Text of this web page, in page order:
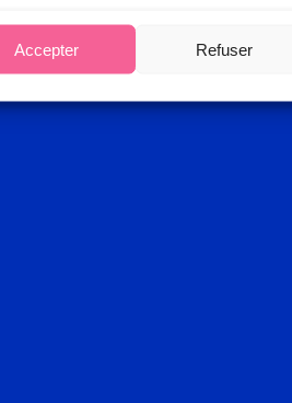
Accepter Refuser